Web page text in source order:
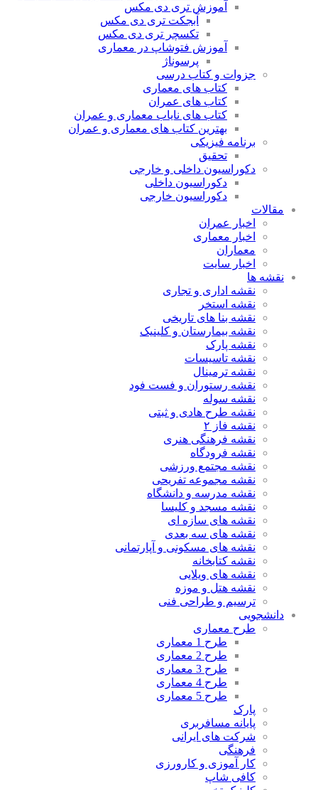
آموزش تری دی مکس
آبجکت تری دی مکس
تکسچر تری دی مکس
آموزش فتوشاپ در معماری
پرسوناژ
جزوات و کتاب درسی
کتاب های معماری
کتاب های عمران
کتاب های نایاب معماری و عمران
بهترین کتاب های معماری و عمران
برنامه فیزیکی
تحقیق
دکوراسیون داخلی و خارجی
دکوراسیون داخلی
دکوراسیون خارجی
مقالات
اخبار عمران
اخبار معماری
معماران
اخبار سایت
نقشه ها
نقشه اداری و تجاری
نقشه استخر
نقشه بنا های تاریخی
نقشه بیمارستان و کلینیک
نقشه پارک
نقشه تاسیسات
نقشه ترمینال
نقشه رستوران و فست فود
نقشه سوله
نقشه طرح هادی و ثبتی
نقشه فاز ۲
نقشه فرهنگی هنری
نقشه فرودگاه
نقشه مجتمع ورزشی
نقشه مجموعه تفریحی
نقشه مدرسه و دانشگاه
نقشه مسجد و کلیسا
نقشه های سازه ای
نقشه های سه بعدی
نقشه های مسکونی و آپارتمانی
نقشه کتابخانه
نقشه های ویلایی
نقشه هتل و موزه
ترسیم و طراحی فنی
دانشجویی
طرح معماری
طرح 1 معماری
طرح 2 معماری
طرح 3 معماری
طرح 4 معماری
طرح 5 معماری
پارک
پایانه مسافربری
شرکت های ایرانی
فرهنگی
کار آموزی و کارورزی
کافی شاپ